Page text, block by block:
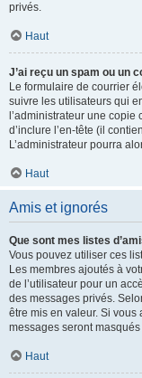
privés.
Haut
J’ai reçu un spam ou un
Le formulaire de courrier
suivre les utilisateurs qui
l’administrateur une
d’inclure l’en-tête (il
L’administrateur pourra
Haut
Amis et ignorés
Que sont mes listes
Vous pouvez utiliser ces
Les membres ajoutés à
de l’utilisateur pour un
des messages privés.
être mis en valeur. Si vous
messages seront
Haut